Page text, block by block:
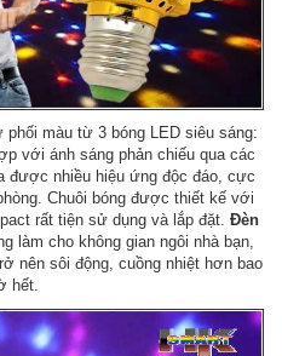
màu từ 3 bóng LED siêu sáng:
với ánh sáng phản chiếu qua các
được nhiều hiệu ứng độc đáo, cực
Chuôi bóng được thiết kế với
rất tiện sử dụng và lắp đặt. Đèn
làm cho không gian ngôi nhà bạn,
nên sôi động, cuồng nhiệt hơn bao
hết.